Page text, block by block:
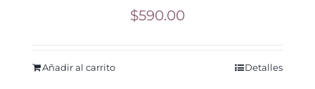
$590.00
Añadir al carrito Detalles